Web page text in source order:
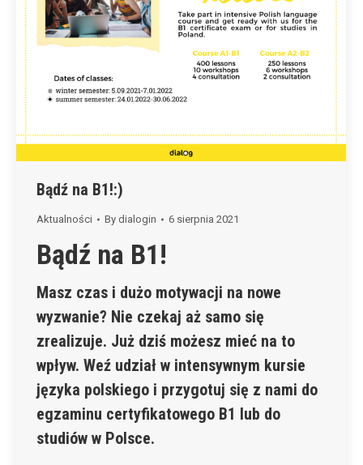
Bądź na B1!:)
Aktualności By dialogin 6 sierpnia 2021
Bądź na B1!
Masz czas i dużo motywacji na nowe
wyzwanie? Nie czekaj aż samo się
zrealizuje. Już dziś możesz mieć na to
wpływ. Weź udział w intensywnym kursie
języka polskiego i przygotuj się z nami do
egzaminu certyfikatowego B1 lub do
studiów w Polsce.